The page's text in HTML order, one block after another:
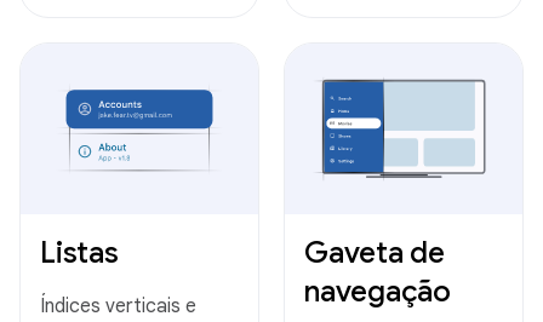
Listas
Índices verticais e
Gaveta de
navegação